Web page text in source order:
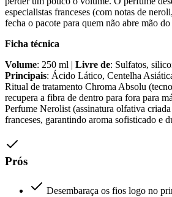
especialistas franceses (com notas de
fecha o pacote para quem não abre mão
Ficha técnica
Volume: 250 ml | Livre de: Sulfatos,
Principais: Ácido Lático, Centelha
Ritual de tratamento Chroma Absolu
recupera a fibra de dentro para fora para
Perfume Nerolist (assinatura olfativa
franceses, garantindo aroma sofisticado e
Prós
Desembaraça os fios logo no